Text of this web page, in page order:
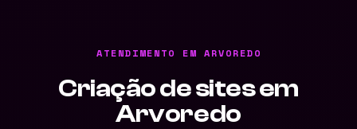
ATENDIMENTO EM ARVOREDO
Criação de sites em
Arvoredo